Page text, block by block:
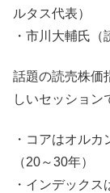
ルタス代表）
・市川大輔氏
話題の読売株価
しいセッション
・コアはオル
（20～30年）
・インデック